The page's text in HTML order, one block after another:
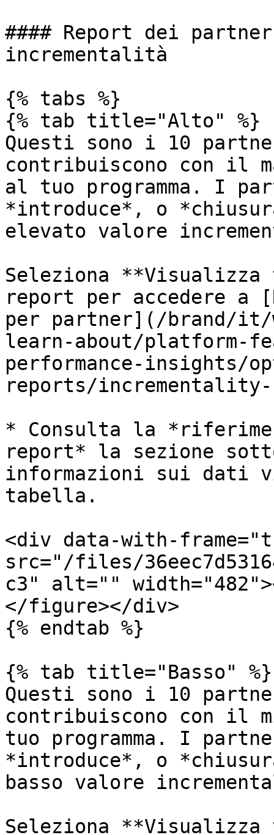
#### Report dei
incrementalità
{% tabs %}
{% tab title="Alto" %}
Questi sono i 10
contribuiscono con il
al tuo programma. I
*introduce*, o
elevato valore
Seleziona
report per accedere a
per partner](/brand/it/
learn-about/platform-
performance-insights/
reports/
* Consulta la
report* la sezione
informazioni sui dati
tabella.
<div data-with-
src="/files/
c3" alt=""
</figure></div>
{% endtab %}
{% tab title="Basso" %}
Questi sono i 10
contribuiscono con il
tuo programma. I
*introduce*, o
basso valore
Seleziona